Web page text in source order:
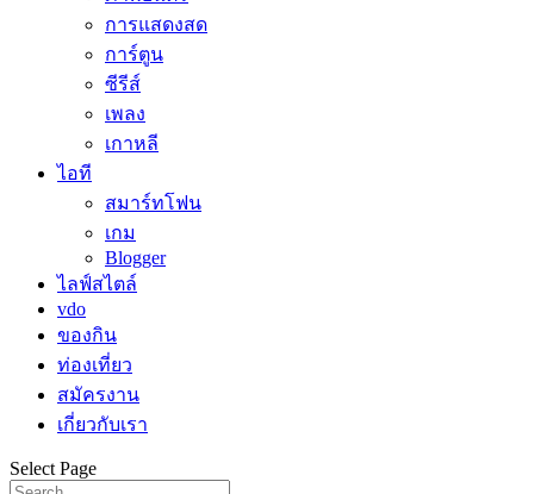
การแสดงสด
การ์ตูน
ซีรีส์
เพลง
เกาหลี
ไอที
สมาร์ทโฟน
เกม
Blogger
ไลฟ์สไตล์
vdo
ของกิน
ท่องเที่ยว
สมัครงาน
เกี่ยวกับเรา
Select Page